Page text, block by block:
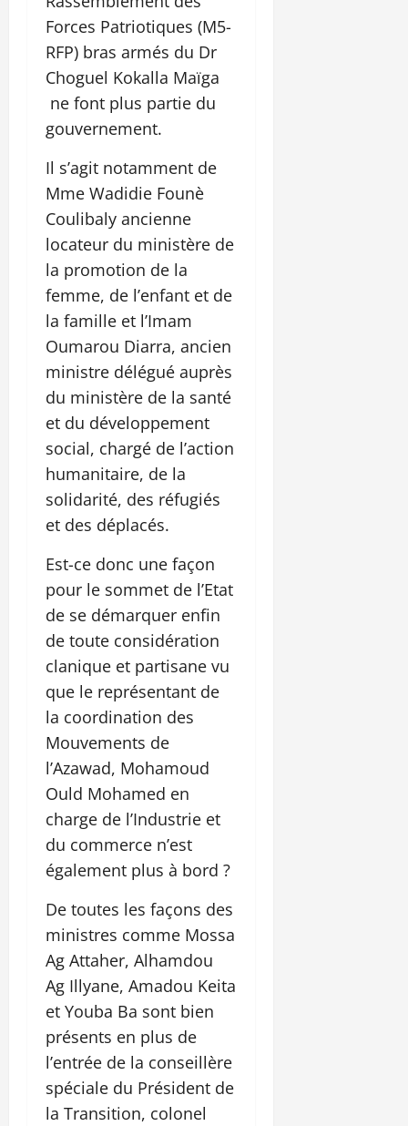
Forces Patriotiques (M5-
RFP) bras armés du Dr
Choguel Kokalla Maïga
ne font plus partie du
gouvernement.
Il s’agit notamment de
Mme Wadidie Founè
Coulibaly ancienne
locateur du ministère de
la promotion de la
femme, de l’enfant et de
la famille et l’Imam
Oumarou Diarra, ancien
ministre délégué auprès
du ministère de la santé
et du développement
social, chargé de l’action
humanitaire, de la
solidarité, des réfugiés
et des déplacés.
Est-ce donc une façon
pour le sommet de l’Etat
de se démarquer enfin
de toute considération
clanique et partisane vu
que le représentant de
la coordination des
Mouvements de
l’Azawad, Mohamoud
Ould Mohamed en
charge de l’Industrie et
du commerce n’est
également plus à bord ?
De toutes les façons des
ministres comme Mossa
Ag Attaher, Alhamdou
Ag Illyane, Amadou Keita
et Youba Ba sont bien
présents en plus de
l’entrée de la conseillère
spéciale du Président de
la Transition, colonel